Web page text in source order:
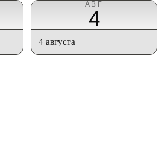
АВГ
4
4 августа